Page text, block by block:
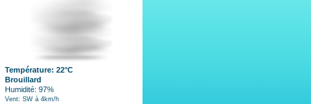
Température: 22°C
Brouillard
Humidité: 97%
Vent: SW à 4km/h